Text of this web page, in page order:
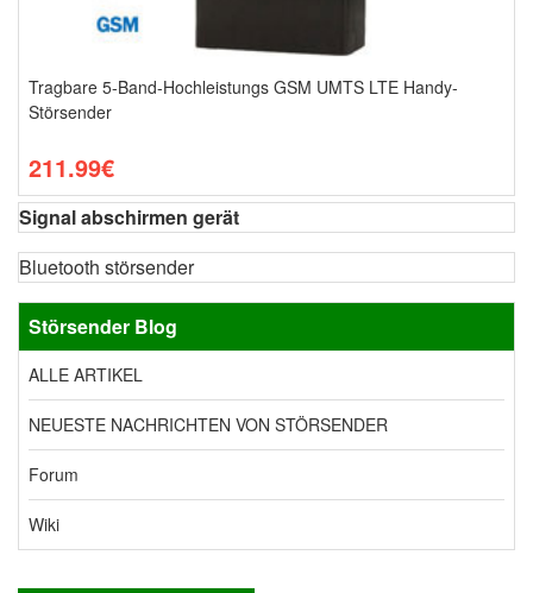
Tragbare 5-Band-Hochleistungs GSM UMTS LTE Handy-
Störsender
211.99€
Signal abschirmen gerät
Bluetooth störsender
Störsender Blog
ALLE ARTIKEL
NEUESTE NACHRICHTEN VON STÖRSENDER
Forum
Wiki